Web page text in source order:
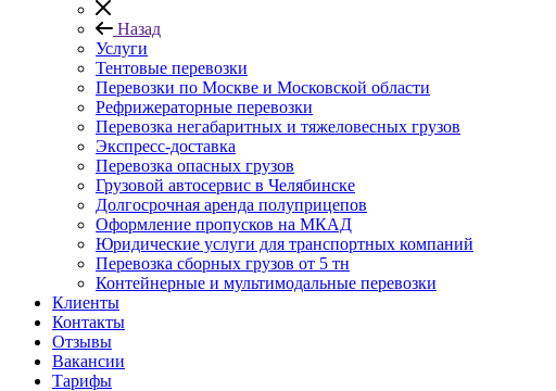
Назад
Услуги
Тентовые перевозки
Перевозки по Москве и Московской области
Рефрижераторные перевозки
Перевозка негабаритных и тяжеловесных грузов
Экспресс-доставка
Перевозка опасных грузов
Грузовой автосервис в Челябинске
Долгосрочная аренда полуприцепов
Оформление пропусков на МКАД
Юридические услуги для транспортных компаний
Перевозка сборных грузов от 5 тн
Контейнерные и мультимодальные перевозки
Клиенты
Контакты
Отзывы
Вакансии
Тарифы